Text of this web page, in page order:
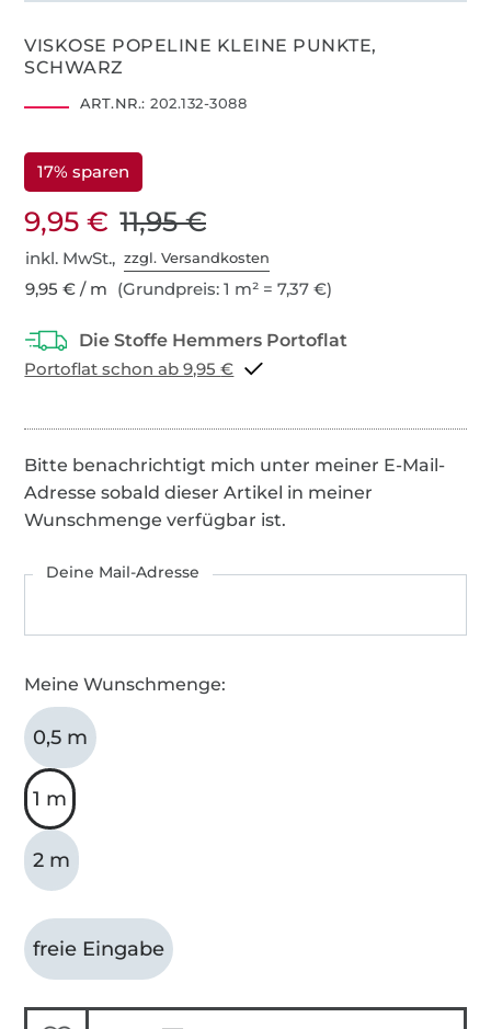
VISKOSE POPELINE KLEINE PUNKTE,
SCHWARZ
ART.NR.: 202.132-3088
17% sparen
9,95 € 11,95 €
inkl. MwSt.,zzgl. Versandkosten
9,95 € / m (Grundpreis: 1 m² = 7,37 €)
Portoflat schon ab 9,95 €
Bitte benachrichtigt mich unter meiner E-Mail-
Adresse sobald dieser Artikel in meiner
Wunschmenge verfügbar ist.
Deine Mail-Adresse
Meine Wunschmenge:
0,5 m
1 m
2 m
freie Eingabe